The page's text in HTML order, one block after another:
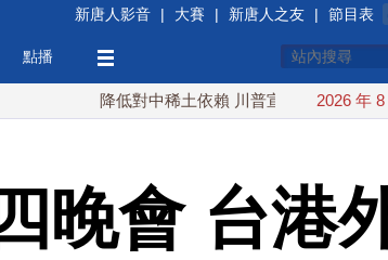
新唐人影音 | 大賽 | 新唐人之友 | 節目表
點播
降低對中稀土依賴 川普宣布礦業投資20億美元
2026 年
晚會 台港